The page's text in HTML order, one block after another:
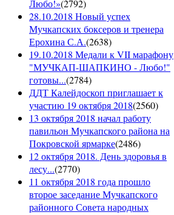
Любо!»(2792)
28.10.2018 Новый успех
Мучкапских боксеров и тренера
Ерохина С.А.(2638)
19.10.2018 Медали к VII марафону
"МУЧКАП-ШАПКИНО - Любо!"
готовы...(2784)
ДДТ Калейдоскоп приглашает к
участию 19 октября 2018(2560)
13 октября 2018 начал работу
павильон Мучкапского района на
Покровской ярмарке(2486)
12 октября 2018. День здоровья в
лесу...(2770)
11 октября 2018 года прошло
второе заседание Мучкапского
районного Совета народных